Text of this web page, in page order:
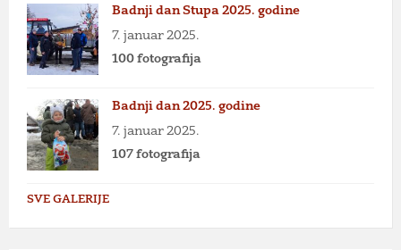
Badnji dan Stupa 2025. godine
7. januar 2025.
100 fotografija
Badnji dan 2025. godine
7. januar 2025.
107 fotografija
SVE GALERIJE